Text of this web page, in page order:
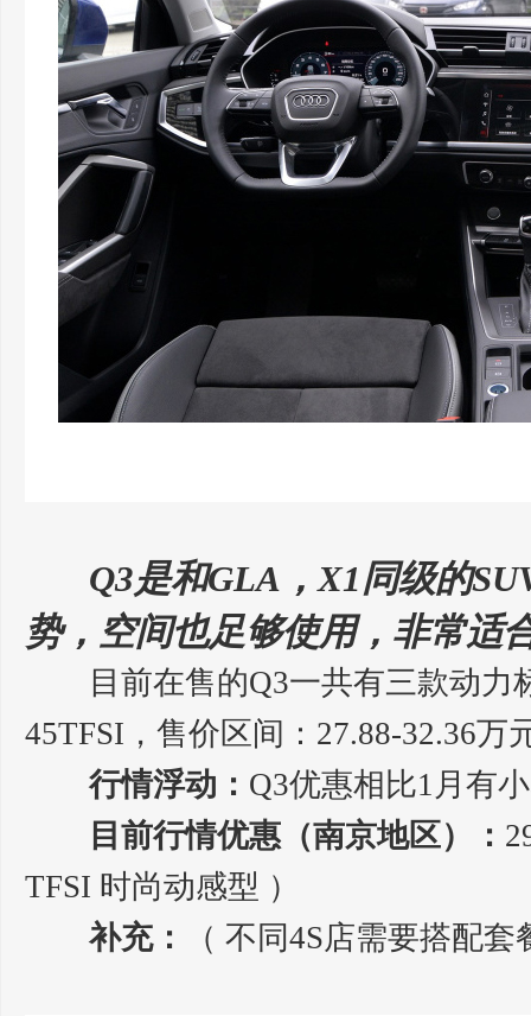
Q3是和GLA，X1同级的
势，空间也足够使用，非常适
目前在售的Q3一共有三款动力
45TFSI，售价区间：27.88-32.36万
行情浮动： Q3优惠相比1月有
目前行情优惠（南京地区）：
TFSI 时尚动感型 ）
补充：
（ 不同4S店需要搭配